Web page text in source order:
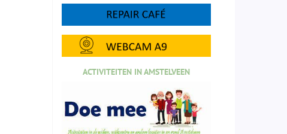
ACTIVITEITEN IN AMSTELVEEN